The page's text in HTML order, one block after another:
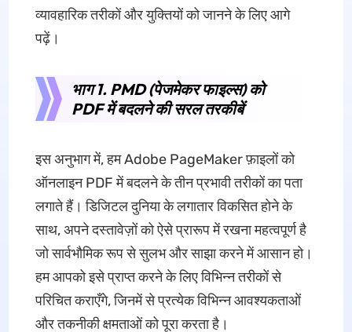
व्यावहारिक तरीकों और युक्तियों को जानने के लिए आगे
पढ़ें।
भाग 1. PMD (पेजमेकर फाइल्स) को
PDF में बदलने की सरल तरकीबें
इस अनुभाग में, हम Adobe PageMaker फ़ाइलों को
ऑनलाइन PDF में बदलने के तीन प्रभावी तरीकों का पता
लगाते हैं। डिजिटल दुनिया के लगातार विकसित होने के
साथ, अपने दस्तावेज़ों को ऐसे प्रारूप में रखना महत्वपूर्ण है
जो सार्वभौमिक रूप से सुलभ और साझा करने में आसान हो।
हम आपको इसे प्राप्त करने के लिए विभिन्न तरीकों से
परिचित कराएँगे, जिनमें से प्रत्येक विभिन्न आवश्यकताओं
और तकनीकी क्षमताओं को पूरा करता है।